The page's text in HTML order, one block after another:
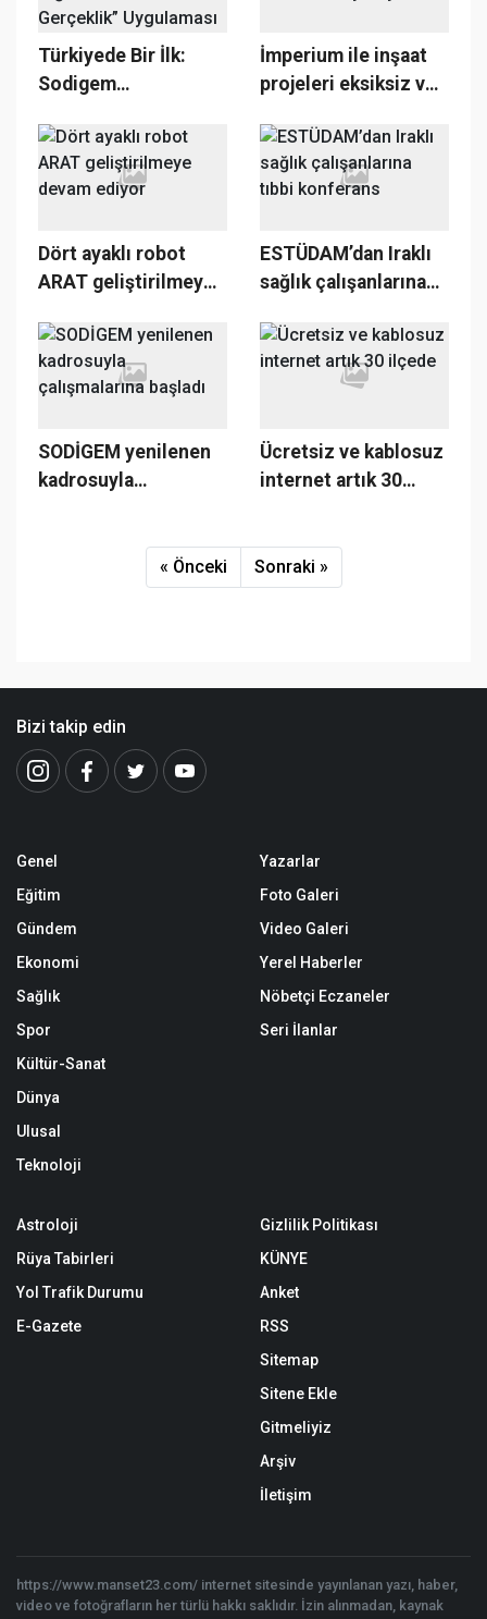
Türkiyede Bir İlk:
Sodigem
“Eğitimde Sanal
Gerçeklik”
Uygulaması
İmperium ile inşaat
projeleri eksiksiz ve
Dört ayaklı robot
ARAT geliştirilmeye
ESTÜDAM’dan Iraklı
sağlık çalışanlarına
SODİGEM yenilenen
kadrosuyla
Ücretsiz ve kablosuz
internet artık 30
« Önceki Sonraki »
Bizi takip edin
Genel
Eğitim
Gündem
Ekonomi
Sağlık
Spor
Kültür-Sanat
Dünya
Ulusal
Teknoloji
Yazarlar
Foto Galeri
Video Galeri
Yerel Haberler
Nöbetçi Eczaneler
Seri İlanlar
Astroloji
Rüya Tabirleri
Yol Trafik Durumu
E-Gazete
Gizlilik Politikası
KÜNYE
Anket
RSS
Sitemap
Sitene Ekle
Gitmeliyiz
Arşiv
İletişim
https://www.manset23.com/ internet sitesinde yayınlanan yazı, haber,
video ve fotoğrafların her türlü hakkı saklıdır. İzin alınmadan, kaynak